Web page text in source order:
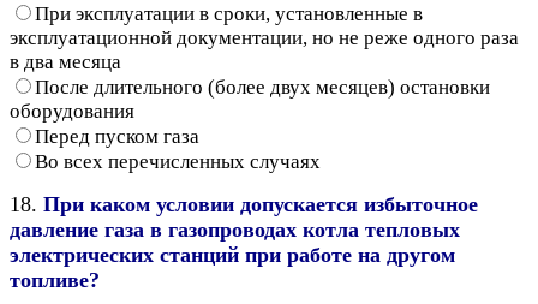
При эксплуатации в сроки, установленные в
эксплуатационной документации, но не реже одного раза
в два месяца
После длительного (более двух месяцев) остановки
оборудования
Перед пуском газа
Во всех перечисленных случаях
18. При каком условии допускается избыточное
давление газа в газопроводах котла тепловых
электрических станций при работе на другом
топливе?